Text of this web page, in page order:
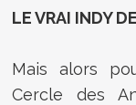
LE VRAI INDY
Mais alors
Cercle des